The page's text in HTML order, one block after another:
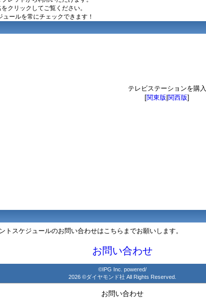
クリックしてご覧ください。
ールを常にチェックできます！
テレビステーションを購入
[関東版 関西版]
スケジュールのお問い合わせはこちらまでお願いします。
お問い合わせ
©IPG Inc. powered/
2026 ©ダイヤモンド社 All Rights Reserved.
お問い合わせ